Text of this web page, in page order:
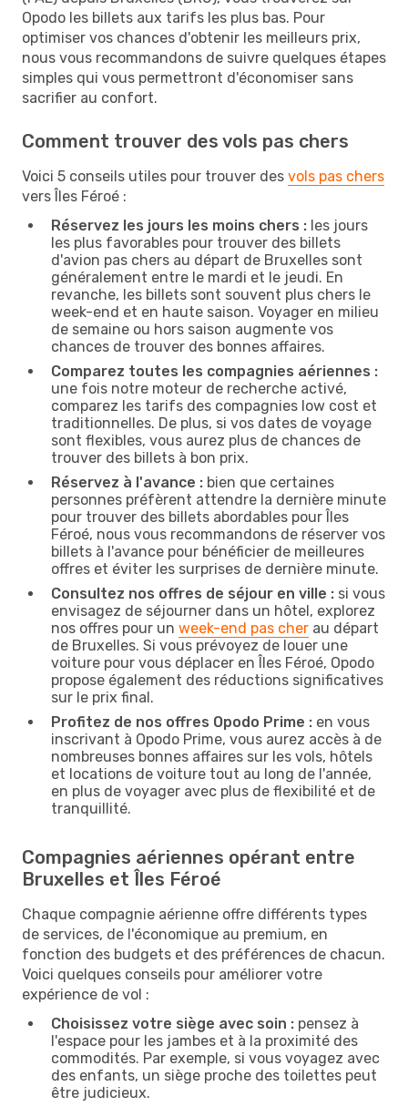
Opodo les billets aux tarifs les plus bas. Pour
optimiser vos chances d'obtenir les meilleurs prix,
nous vous recommandons de suivre quelques étapes
simples qui vous permettront d'économiser sans
sacrifier au confort.
Comment trouver des vols pas chers
Voici 5 conseils utiles pour trouver des vols pas chers
vers Îles Féroé :
Réservez les jours les moins chers : les jours
les plus favorables pour trouver des billets
d'avion pas chers au départ de Bruxelles sont
généralement entre le mardi et le jeudi. En
revanche, les billets sont souvent plus chers le
week-end et en haute saison. Voyager en milieu
de semaine ou hors saison augmente vos
chances de trouver des bonnes affaires.
Comparez toutes les compagnies aériennes :
une fois notre moteur de recherche activé,
comparez les tarifs des compagnies low cost et
traditionnelles. De plus, si vos dates de voyage
sont flexibles, vous aurez plus de chances de
trouver des billets à bon prix.
Réservez à l'avance : bien que certaines
personnes préfèrent attendre la dernière minute
pour trouver des billets abordables pour Îles
Féroé, nous vous recommandons de réserver vos
billets à l'avance pour bénéficier de meilleures
offres et éviter les surprises de dernière minute.
Consultez nos offres de séjour en ville : si vous
envisagez de séjourner dans un hôtel, explorez
nos offres pour un week-end pas cher au départ
de Bruxelles. Si vous prévoyez de louer une
voiture pour vous déplacer en Îles Féroé, Opodo
propose également des réductions significatives
sur le prix final.
Profitez de nos offres Opodo Prime : en vous
inscrivant à Opodo Prime, vous aurez accès à de
nombreuses bonnes affaires sur les vols, hôtels
et locations de voiture tout au long de l'année,
en plus de voyager avec plus de flexibilité et de
tranquillité.
Compagnies aériennes opérant entre
Bruxelles et Îles Féroé
Chaque compagnie aérienne offre différents types
de services, de l'économique au premium, en
fonction des budgets et des préférences de chacun.
Voici quelques conseils pour améliorer votre
expérience de vol :
Choisissez votre siège avec soin : pensez à
l'espace pour les jambes et à la proximité des
commodités. Par exemple, si vous voyagez avec
des enfants, un siège proche des toilettes peut
être judicieux.